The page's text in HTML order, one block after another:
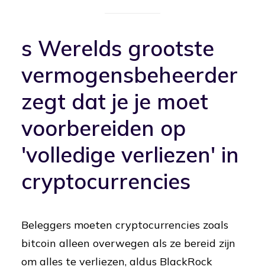
s Werelds grootste
vermogensbeheerder
zegt dat je je moet
voorbereiden op
'volledige verliezen' in
cryptocurrencies
Beleggers moeten cryptocurrencies zoals
bitcoin alleen overwegen als ze bereid zijn
om alles te verliezen, aldus BlackRock